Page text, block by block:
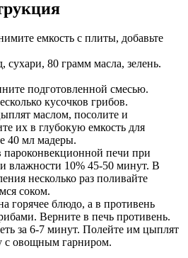
емкость с плиты, добавьте
сухари, 80 грамм масла, зелень.
подготовленной смесью.
кусочков грибов.
маслом, посолите и
их в глубокую емкость для
40 мл мадеры.
пароконвекционной печи при
влажности 10% 45-50 минут. В
несколько раз поливайте
соком.
горячее блюдо, а в противень
Верните в печь противень.
за 6-7 минут. Полейте им цыплят
с овощным гарниром.